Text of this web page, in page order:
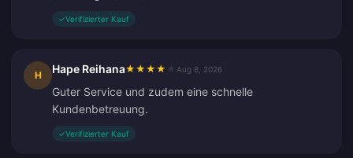
✓Verifizierter Kauf
H Hape Reihana★ ★ ★ ★ Aug 8, 2026
Guter Service und zudem eine schnelle
Kundenbetreuung.
✓Verifizierter Kauf